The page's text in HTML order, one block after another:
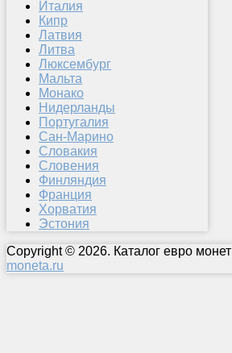
Италия
Кипр
Латвия
Литва
Люксембург
Мальта
Монако
Нидерланды
Португалия
Сан-Марино
Словакия
Словения
Финляндия
Франция
Хорватия
Эстония
Copyright © 2026. Каталог евро монет
moneta.ru